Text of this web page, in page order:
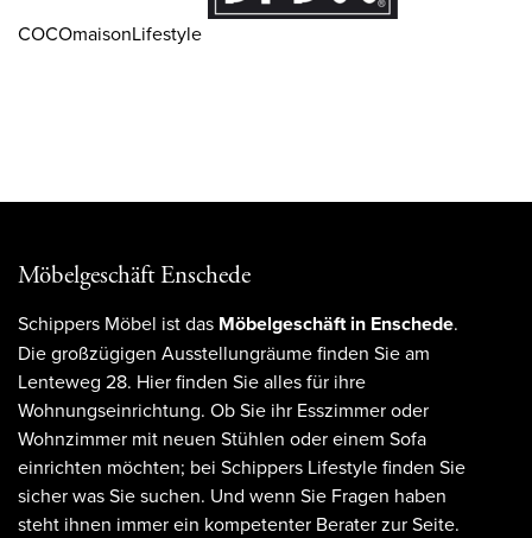
COCOmaisonLifestyle
Möbelgeschäft Enschede
Schippers Möbel ist das Möbelgeschäft in Enschede.
Die großzügigen Ausstellungräume finden Sie am
Lenteweg 28. Hier finden Sie alles für ihre
Wohnungseinrichtung. Ob Sie ihr Esszimmer oder
Wohnzimmer mit neuen Stühlen oder einem Sofa
einrichten möchten; bei Schippers Lifestyle finden Sie
sicher was Sie suchen. Und wenn Sie Fragen haben
steht ihnen immer ein kompetenter Berater zur Seite.